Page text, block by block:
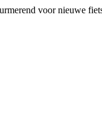
voor nieuwe